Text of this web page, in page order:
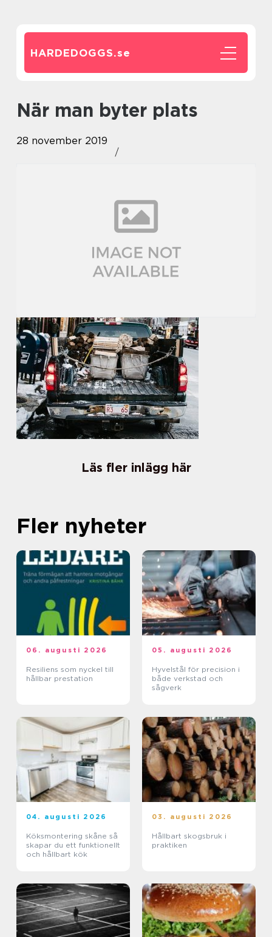
HARDEDOGGS.se
När man byter plats
28 november 2019
Läs fler inlägg här
Fler nyheter
06. augusti 2026
Resiliens som nyckel till
hållbar prestation
05. augusti 2026
Hyvelstål för precision i
både verkstad och
sågverk
04. augusti 2026
Köksmontering skåne så
skapar du ett funktionellt
och hållbart kök
03. augusti 2026
Hållbart skogsbruk i
praktiken